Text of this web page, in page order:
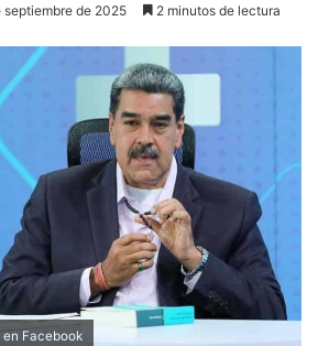
de 2025 2 minutos de lectura
en Facebook